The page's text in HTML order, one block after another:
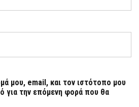
μου, email, και τον ιστότοπο μου
για την επόμενη φορά που θα